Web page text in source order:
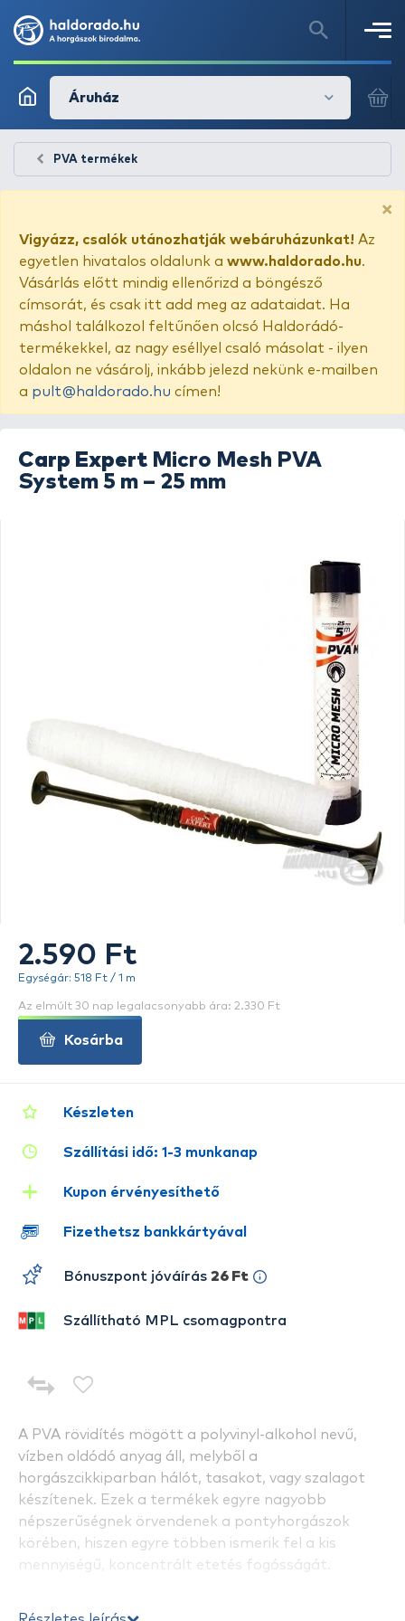
Áruház
PVA termékek
×
Vigyázz, csalók utánozhatják webáruházunkat! Az
egyetlen hivatalos oldalunk a www.haldorado.hu.
Vásárlás előtt mindig ellenőrizd a böngésző
címsorát, és csak itt add meg az adataidat. Ha
máshol találkozol feltűnően olcsó Haldorádó-
termékekkel, az nagy eséllyel csaló másolat - ilyen
oldalon ne vásárolj, inkább jelezd nekünk e-mailben
a pult@haldorado.hu címen!
Carp Expert Micro Mesh PVA
System 5 m – 25 mm
A PVA rövidítés mögött a polyvinyl-alkohol nevű,
vízben oldódó anyag áll, melyből a
horgászcikkiparban hálót, tasakot, vagy szalagot
készítenek. Ezek a termékek egyre nagyobb
népszerűségnek örvendenek a pontyhorgászok
körében, hiszen egyre többen ismerik fel a kis
mennyiségű, koncentrált etetés fogósságát.
Készleten
Szállítási idő: 1-3 munkanap
Kupon érvényesíthető
Fizethetsz bankkártyával
Bónuszpont jóváírás 26 Ft
Szállítható MPL csomagpontra
2.590 Ft
Egységár: 518 Ft / 1 m
Az elmúlt 30 nap legalacsonyabb ára: 2.330 Ft
Kosárba